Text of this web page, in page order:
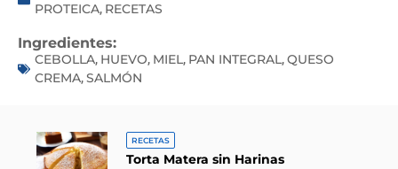
PROTEICA, RECETAS
Ingredientes:
CEBOLLA, HUEVO, MIEL, PAN INTEGRAL,QUESO
CREMA,SALMÓN
RECETAS
Torta Matera sin Harinas